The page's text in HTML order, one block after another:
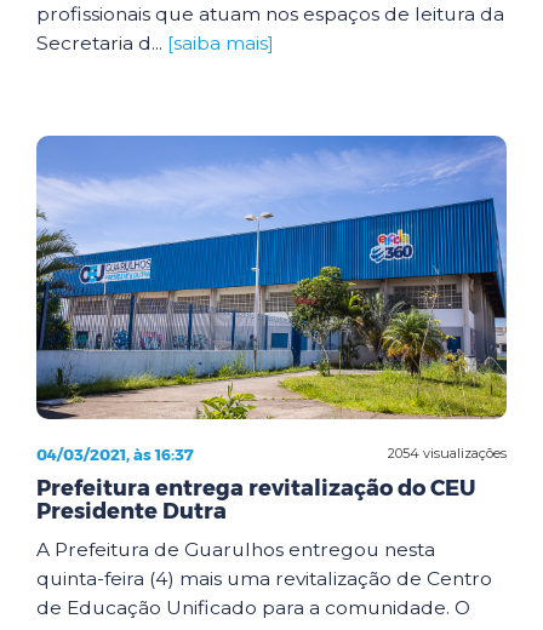
profissionais que atuam nos espaços de leitura da
Secretaria d... [saiba mais]
2054 visualizações
04/03/2021, às 16:37
Prefeitura entrega revitalização do CEU
Presidente Dutra
A Prefeitura de Guarulhos entregou nesta
quinta-feira (4) mais uma revitalização de Centro
de Educação Unificado para a comunidade. O